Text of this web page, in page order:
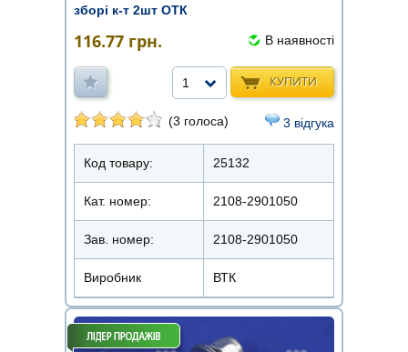
зборі к-т 2шт ОТК
116.77 грн. В наявності
КУПИТИ
1
(3 голоса) 3 відгука
Код товару: 25132
Кат. номер: 2108-2901050
Зав. номер: 2108-2901050
Виробник ВТК